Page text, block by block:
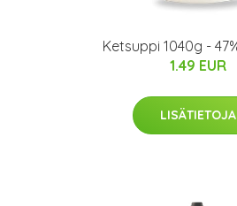
Ketsuppi 1040g -
1.49 EUR
LISÄTIETOJA